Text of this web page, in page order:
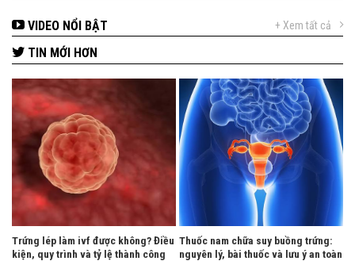
VIDEO NỔI BẬT + Xem tất cả
TIN MỚI HƠN
Trứng lép làm ivf được không? Điều
kiện, quy trình và tỷ lệ thành công
Thuốc nam chữa suy buồng trứng:
nguyên lý, bài thuốc và lưu ý an toàn